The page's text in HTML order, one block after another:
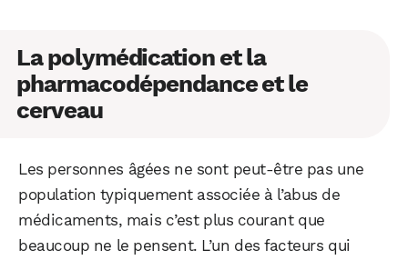
La polymédication et la
pharmacodépendance et le
cerveau
Les personnes âgées ne sont peut-être pas une
population typiquement associée à l’abus de
médicaments, mais c’est plus courant que
beaucoup ne le pensent. L’un des facteurs qui